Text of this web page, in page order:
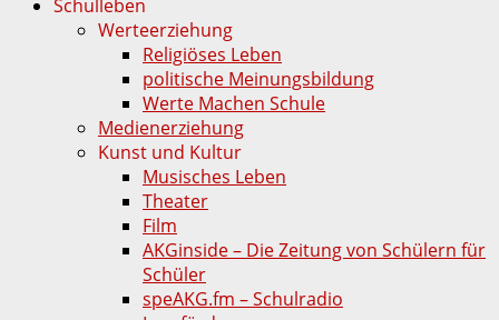
Schulleben
Werteerziehung
Religiöses Leben
politische Meinungsbildung
Werte Machen Schule
Medienerziehung
Kunst und Kultur
Musisches Leben
Theater
Film
AKGinside – Die Zeitung von Schülern für
Schüler
speAKG.fm – Schulradio